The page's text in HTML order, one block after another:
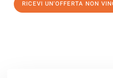
RICEVI UN'OFFERTA NON